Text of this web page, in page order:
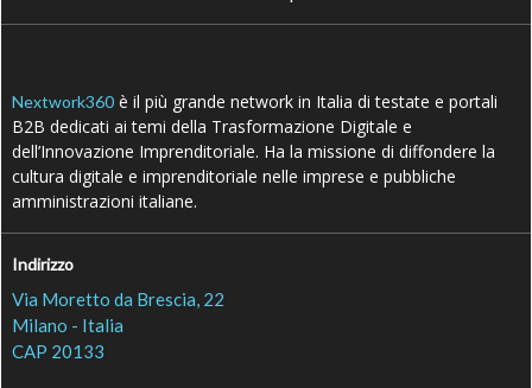
Nextwork360 è il più grande network in Italia di testate e portali
B2B dedicati ai temi della Trasformazione Digitale e
dell’Innovazione Imprenditoriale. Ha la missione di diffondere la
cultura digitale e imprenditoriale nelle imprese e pubbliche
amministrazioni italiane.
Indirizzo
Via Moretto da Brescia, 22
Milano - Italia
CAP 20133